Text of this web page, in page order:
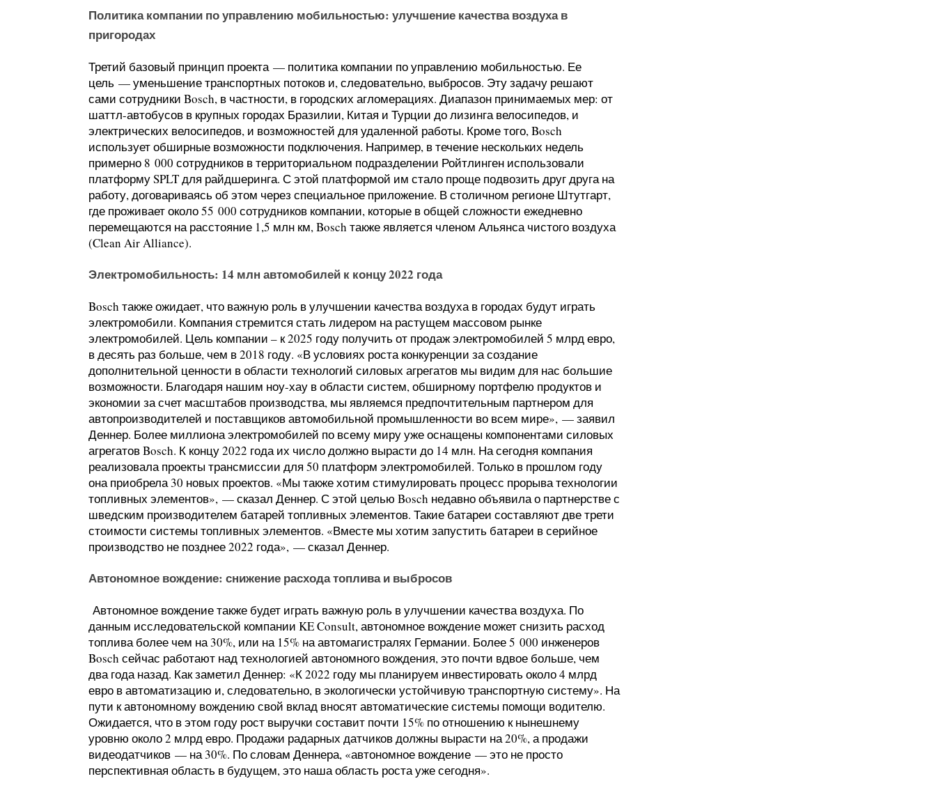
Политика компании по управлению мобильностью: улучшение качества воздуха в
пригородах
Третий базовый принцип проекта — политика компании по управлению мобильностью. Ее
цель — уменьшение транспортных потоков и, следовательно, выбросов. Эту задачу решают
сами сотрудники Bosch, в частности, в городских агломерациях. Диапазон принимаемых мер: от
шаттл-автобусов в крупных городах Бразилии, Китая и Турции до лизинга велосипедов, и
электрических велосипедов, и возможностей для удаленной работы. Кроме того, Bosch
использует обширные возможности подключения. Например, в течение нескольких недель
примерно 8 000 сотрудников в территориальном подразделении Ройтлинген использовали
платформу SPLT для райдшеринга. С этой платформой им стало проще подвозить друг друга на
работу, договариваясь об этом через специальное приложение. В столичном регионе Штутгарт,
где проживает около 55 000 сотрудников компании, которые в общей сложности ежедневно
перемещаются на расстояние 1,5 млн км, Bosch также является членом Альянса чистого воздуха
(Clean Air Alliance).
Электромобильность: 14 млн автомобилей к концу 2022 года
Bosch также ожидает, что важную роль в улучшении качества воздуха в городах будут играть
электромобили. Компания стремится стать лидером на растущем массовом рынке
электромобилей. Цель компании – к 2025 году получить от продаж электромобилей 5 млрд евро,
в десять раз больше, чем в 2018 году. «В условиях роста конкуренции за создание
дополнительной ценности в области технологий силовых агрегатов мы видим для нас большие
возможности. Благодаря нашим ноу-хау в области систем, обширному портфелю продуктов и
экономии за счет масштабов производства, мы являемся предпочтительным партнером для
автопроизводителей и поставщиков автомобильной промышленности во всем мире», — заявил
Деннер. Более миллиона электромобилей по всему миру уже оснащены компонентами силовых
агрегатов Bosch. К концу 2022 года их число должно вырасти до 14 млн. На сегодня компания
реализовала проекты трансмиссии для 50 платформ электромобилей. Только в прошлом году
она приобрела 30 новых проектов. «Мы также хотим стимулировать процесс прорыва технологии
топливных элементов», — сказал Деннер. С этой целью Bosch недавно объявила о партнерстве с
шведским производителем батарей топливных элементов. Такие батареи составляют две трети
стоимости системы топливных элементов. «Вместе мы хотим запустить батареи в серийное
производство не позднее 2022 года», — сказал Деннер.
Автономное вождение: снижение расхода топлива и выбросов
Автономное вождение также будет играть важную роль в улучшении качества воздуха. По
данным исследовательской компании KE Consult, автономное вождение может снизить расход
топлива более чем на 30%, или на 15% на автомагистралях Германии. Более 5 000 инженеров
Bosch сейчас работают над технологией автономного вождения, это почти вдвое больше, чем
два года назад. Как заметил Деннер: «К 2022 году мы планируем инвестировать около 4 млрд
евро в автоматизацию и, следовательно, в экологически устойчивую транспортную систему». На
пути к автономному вождению свой вклад вносят автоматические системы помощи водителю.
Ожидается, что в этом году рост выручки составит почти 15% по отношению к нынешнему
уровню около 2 млрд евро. Продажи радарных датчиков должны вырасти на 20%, а продажи
видеодатчиков — на 30%. По словам Деннера, «автономное вождение — это не просто
перспективная область в будущем, это наша область роста уже сегодня».